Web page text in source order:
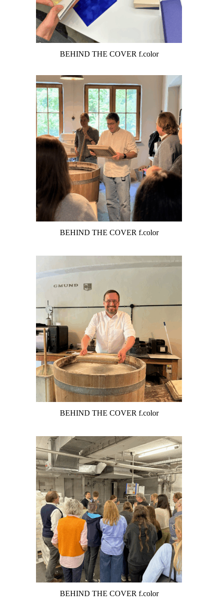
BEHIND THE COVER f.color
BEHIND THE COVER f.color
BEHIND THE COVER f.color
BEHIND THE COVER f.color